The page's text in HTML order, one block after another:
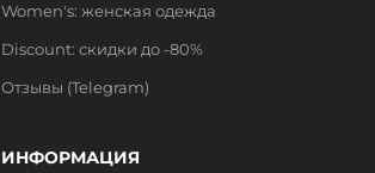
Women's: женская одежда
Discount: скидки до -80%
Отзывы (Telegram)
ИНФОРМАЦИЯ